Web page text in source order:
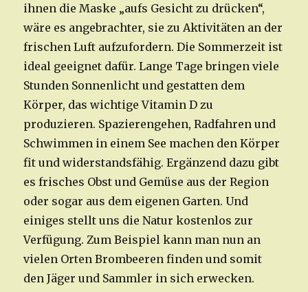
ihnen die Maske „aufs Gesicht zu drücken“,
wäre es angebrachter, sie zu Aktivitäten an der
frischen Luft aufzufordern. Die Sommerzeit ist
ideal geeignet dafür. Lange Tage bringen viele
Stunden Sonnenlicht und gestatten dem
Körper, das wichtige Vitamin D zu
produzieren. Spazierengehen, Radfahren und
Schwimmen in einem See machen den Körper
fit und widerstandsfähig. Ergänzend dazu gibt
es frisches Obst und Gemüse aus der Region
oder sogar aus dem eigenen Garten. Und
einiges stellt uns die Natur kostenlos zur
Verfügung. Zum Beispiel kann man nun an
vielen Orten Brombeeren finden und somit
den Jäger und Sammler in sich erwecken.